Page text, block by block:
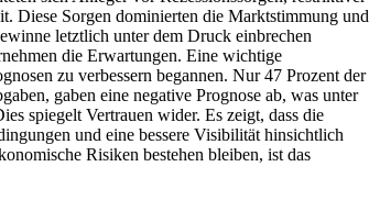
Diese Sorgen dominierten die Marktstimmung und
letztlich unter dem Druck einbrechen
die Erwartungen. Eine wichtige
zu verbessern begannen. Nur 47 Prozent der
gaben eine negative Prognose ab, was unter
spiegelt Vertrauen wider. Es zeigt, dass die
und eine bessere Visibilität hinsichtlich
Risiken bestehen bleiben, ist das